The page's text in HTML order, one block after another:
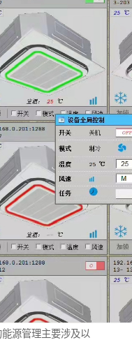
源管理主要涉及以